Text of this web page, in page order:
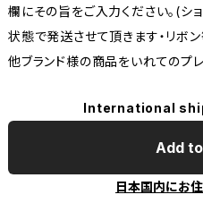
欄にその旨をご入力ください。(シ
状態で発送させて頂きます・リボ
他ブランド様の商品をいれてのプ
International
Add
日本国内にお